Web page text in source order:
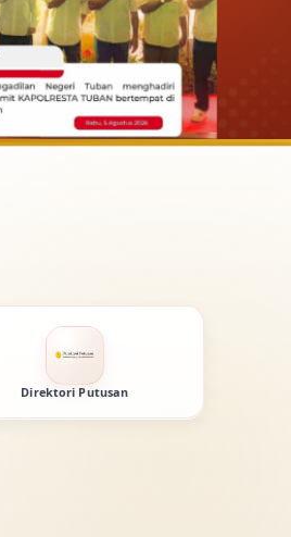
Direktori Putusan